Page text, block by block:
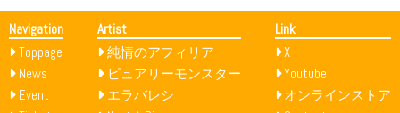
Navigation
Toppage
News
Event
Artist
純情のアフィリア
ピュアリーモンスター
エラバレシ
Link
X
Youtube
オンラインストア